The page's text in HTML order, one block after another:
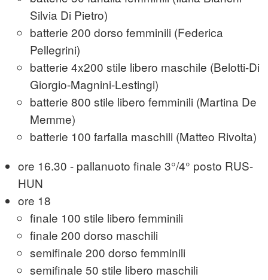
Silvia Di Pietro)
batterie 200 dorso femminili (Federica
Pellegrini)
batterie 4x200 stile libero maschile (Belotti-Di
Giorgio-Magnini-Lestingi)
batterie 800 stile libero femminili (Martina De
Memme)
batterie 100 farfalla maschili (Matteo Rivolta)
ore 16.30 - pallanuoto finale 3°/4° posto RUS-
HUN
ore 18
finale 100 stile libero femminili
finale 200 dorso maschili
semifinale 200 dorso femminili
semifinale 50 stile libero maschili